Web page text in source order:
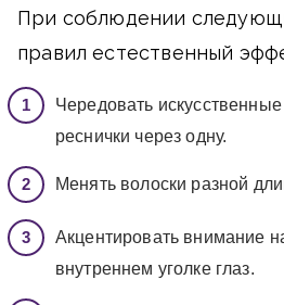
При соблюдении
правил естественный
Чередовать
реснички через одну.
Менять волоски разной
Акцентировать внимание
внутреннем уголке глаз.